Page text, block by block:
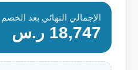
الإجمالي النهائي بعد الخصم
18,747 ر.س